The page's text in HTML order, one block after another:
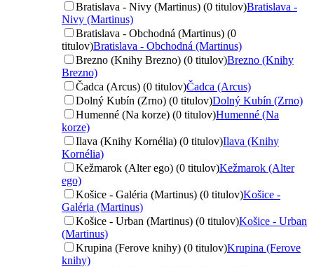
Bratislava - Nivy (Martinus) (0 titulov)Bratislava -
Nivy (Martinus)
Bratislava - Obchodná (Martinus) (0
titulov)Bratislava - Obchodná (Martinus)
Brezno (Knihy Brezno) (0 titulov)Brezno (Knihy
Brezno)
Čadca (Arcus) (0 titulov)Čadca (Arcus)
Dolný Kubín (Zrno) (0 titulov)Dolný Kubín (Zrno)
Humenné (Na korze) (0 titulov)Humenné (Na
korze)
Ilava (Knihy Kornélia) (0 titulov)Ilava (Knihy
Kornélia)
Kežmarok (Alter ego) (0 titulov)Kežmarok (Alter
ego)
Košice - Galéria (Martinus) (0 titulov)Košice -
Galéria (Martinus)
Košice - Urban (Martinus) (0 titulov)Košice - Urban
(Martinus)
Krupina (Ferove knihy) (0 titulov)Krupina (Ferove
knihy)